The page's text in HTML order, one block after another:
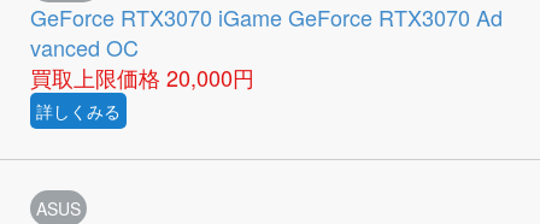
GeForce RTX3070 iGame GeForce RTX3070 Ad
vanced OC
買取上限価格 20,000円
詳しくみる
ASUS